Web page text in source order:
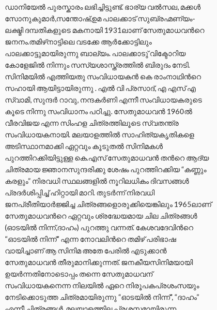
ഡാനിയേൽ പുരസ്കാരം ലഭിച്ചിട്ടുണ്ട്. ഭാര്യ വൽസല, മക്കൾ
സോനുകുമാർ,സന്തോഷ്,ഉമ പാലക്കാട് സുബ്രഹ്മണ്യം-
ലക്ഷ്മി ദമ്പതികളുടെ മകനായി 1931ലാണ് സേതുമാധവന്‍റെ
ജനനം.തമിഴ്‌നാട്ടിലെ വടക്കേ ആർക്കോട്ടിലും
പാലക്കാട്ടുമായിരുന്നു ബാല്യം. പാലക്കാടു് വിക്ടോറിയ
കോളേജിൽ നിന്നും സസ്യശാസ്ത്രത്തിൽ ബിരുദം നേടി.
സിനിമയിൽ എത്തിയതു സംവിധായകൻ കെ രാംനാഥിന്‍റെ
സഹായി ആയിട്ടായിരുന്നു . എൽ വി പ്രസാദ്, എ എസ് എ
സ്വാമി, സുന്ദർ റാവു, നന്ദകർണി എന്നീ സംവിധായകരുടെ
കൂടെ നിന്നു സംവിധാനം പഠിച്ചു. സേതുമാധവൻ 1960ൽ
വീരവിജയ എന്ന സിംഹള ചിത്രത്തിലൂടെ സ്വതന്ത്ര
സംവിധായകനായി. മലയാളത്തിൽ സാഹിത്യകൃതികളെ
അടിസ്ഥാനമാക്കി ഏറ്റവും കൂടുതൽ സിനിമകൾ
പുറത്തിറക്കിയിട്ടുള്ള കെ.എസ് സേതുമാധവൻ തന്‍റെ ആദ്യ
ചിത്രമായ ജ്ഞാനസുന്ദരിക്കു ശേഷം പുറത്തിറക്കിയ “കണ്ണും
കരളും” നിരവധി സ്ഥലങ്ങളിൽ നൂറിലധികം ദിവസങ്ങൾ
പ്രദർശിപ്പിച്ച് ഹിറ്റായി മാറി. തുടർന്ന് നിരവധി
ജനപ്രീതിയാർജ്ജിച്ച ചിത്രങ്ങളൊരുക്കിയെങ്കിലും 1965ലാണ്
സേതുമാധവന്‍റെ ഏറ്റവും ശ്രദ്ധേയമായ ചില ചിത്രങ്ങൾ
(ഓടയിൽ നിന്ന്,ദാഹം) പുറത്തു വന്നത്. കേശവദേവിന്‍റെ
“ഓടയിൽ നിന്ന്” എന്ന നോവലിന്‍റെ തമിഴ് പരിഭാഷ
വായിച്ചാണ് ആ സിനിമ അതേ പേരിൽ എടുക്കാൻ
സേതുമാധവൻ തീരുമാനിക്കുന്നത്. ജനകീയസിനിമയായി
ഉയർന്നതിനോടൊപ്പം തന്നെ സേതുമാധവന്
സംവിധായകനെന്ന നിലയിൽ ഏറെ നിരൂപകപ്രശംസയും
നേടിക്കൊടുത്ത ചിത്രമായിരുന്നു “ഓടയിൽ നിന്ന്”, “ദാഹം”